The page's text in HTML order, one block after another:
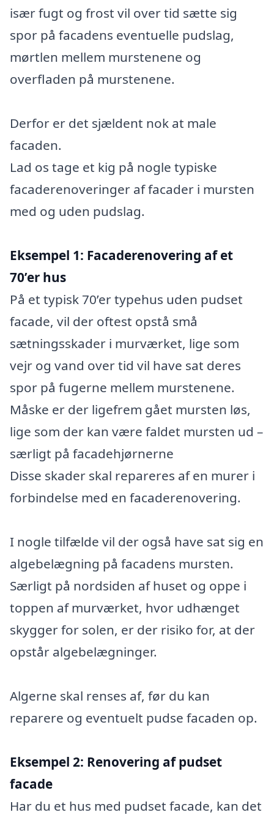
især fugt og frost vil over tid sætte sig
spor på facadens eventuelle pudslag,
mørtlen mellem murstenene og
overfladen på murstenene.
Derfor er det sjældent nok at male
facaden.
Lad os tage et kig på nogle typiske
facaderenoveringer af facader i mursten
med og uden pudslag.
Eksempel 1: Facaderenovering af et
70’er hus
På et typisk 70’er typehus uden pudset
facade, vil der oftest opstå små
sætningsskader i murværket, lige som
vejr og vand over tid vil have sat deres
spor på fugerne mellem murstenene.
Måske er der ligefrem gået mursten løs,
lige som der kan være faldet mursten ud –
særligt på facadehjørnerne
Disse skader skal repareres af en murer i
forbindelse med en facaderenovering.
I nogle tilfælde vil der også have sat sig en
algebelægning på facadens mursten.
Særligt på nordsiden af huset og oppe i
toppen af murværket, hvor udhænget
skygger for solen, er der risiko for, at der
opstår algebelægninger.
Algerne skal renses af, før du kan
reparere og eventuelt pudse facaden op.
Eksempel 2: Renovering af pudset
facade
Har du et hus med pudset facade, kan det